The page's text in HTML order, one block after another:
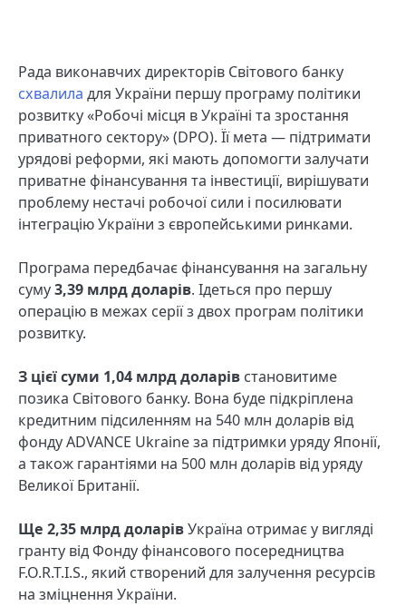
Рада виконавчих директорів Світового банку
схвалила для України першу програму політики
розвитку «Робочі місця в Україні та зростання
приватного сектору» (DPO). Її мета — підтримати
урядові реформи, які мають допомогти залучати
приватне фінансування та інвестиції, вирішувати
проблему нестачі робочої сили і посилювати
інтеграцію України з європейськими ринками.
Програма передбачає фінансування на загальну
суму3,39 млрд доларів. Ідеться про першу
операцію в межах серії з двох програм політики
розвитку.
З цієї суми 1,04 млрд доларів становитиме
позика Світового банку. Вона буде підкріплена
кредитним підсиленням на 540 млн доларів від
фонду ADVANCE Ukraine за підтримки уряду Японії,
а також гарантіями на 500 млн доларів від уряду
Великої Британії.
Ще 2,35 млрд доларівУкраїна отримає у вигляді
гранту від Фонду фінансового посередництва
F.O.R.T.I.S., який створений для залучення ресурсів
на зміцнення України.